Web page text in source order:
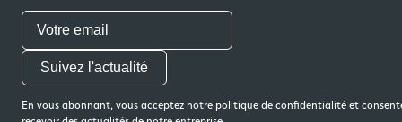
Suivez l'actualité
En vous abonnant, vous acceptez notre politique de confidentialité et